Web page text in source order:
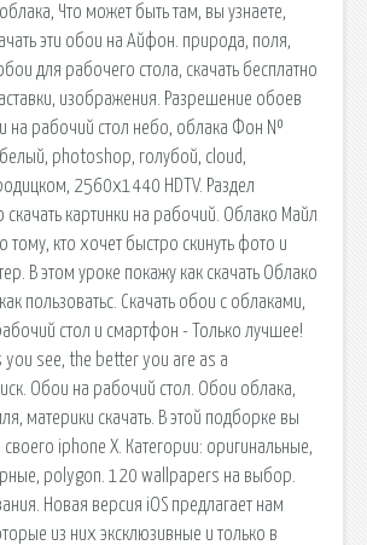
Что может быть там, вы узнаете,
эти обои на Айфон. природа, поля,
для рабочего стола, скачать бесплатно
изображения. Разрешение обоев
рабочий стол небо, облака Фон №
photoshop, голубой, cloud,
2560x1440 HDTV. Раздел
картинки на рабочий. Облако Майл
кто хочет быстро скинуть фото и
В этом уроке покажу как скачать Облако
пользоватьс. Скачать обои с облаками,
стол и смартфон - Только лучшее!
you see, the better you are as a
Обои на рабочий стол. Обои облака,
материки скачать. В этой подборке вы
iphone X. Категории: оригинальные,
polygon. 120 wallpapers на выбор.
Новая версия iOS предлагает нам
из них эксклюзивные и только в